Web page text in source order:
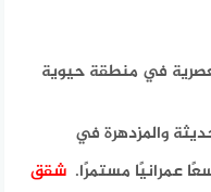
في منطقة حيوية
والمزدهرة في
عمرانيًا مستمرًا. شقق